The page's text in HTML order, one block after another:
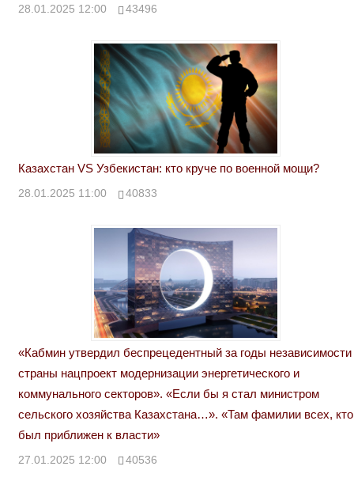
28.01.2025 12:00 43496
Казахстан VS Узбекистан: кто круче по военной мощи?
28.01.2025 11:00 40833
«Кабмин утвердил беспрецедентный за годы независимости
страны нацпроект модернизации энергетического и
коммунального секторов». «Если бы я стал министром
сельского хозяйства Казахстана…». «Там фамилии всех, кто
был приближен к власти»
27.01.2025 12:00 40536